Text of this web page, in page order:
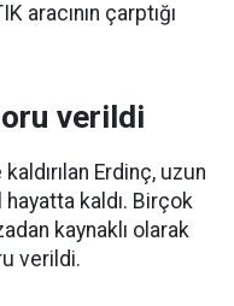
aracının çarptığı
verildi
Erdinç, uzun
kaldı. Birçok
kaynaklı olarak
verildi.